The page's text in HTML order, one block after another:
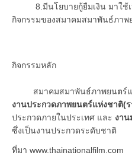
8.มีนโยบายกู้ยืมเงิน มาใช้เ
กิจกรรมของสมาคมสมาพันธ์ภา
กิจกรรมหลัก
สมาคมสมาพันธ์ภาพยนตร์แห่
งานประกวดภาพยนตร์แห่งชาติ(
ประกวดภายในประเทศ และ งาน
ซึ่งเป็นงานประกวดระดับชาติ
ที่มา www.thainationalfilm.com